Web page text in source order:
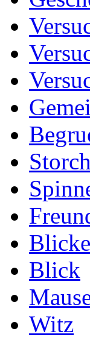
Storch
Blicke
Blick
Witz